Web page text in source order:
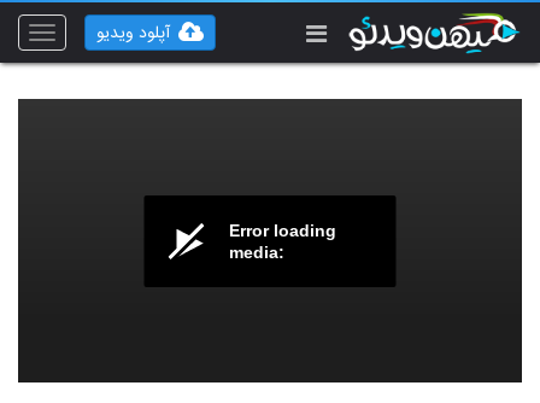
Toggle
آپلود ویدیو
Error loading
media: